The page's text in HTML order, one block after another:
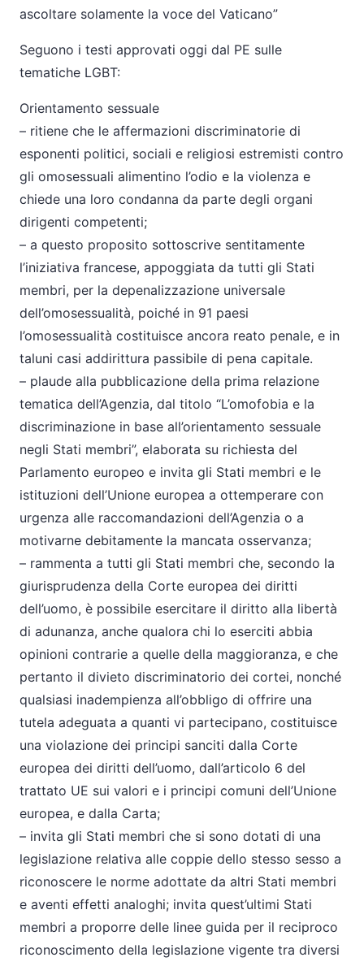
ascoltare solamente la voce del Vaticano”
Seguono i testi approvati oggi dal PE sulle
tematiche LGBT:
Orientamento sessuale
– ritiene che le affermazioni discriminatorie di
esponenti politici, sociali e religiosi estremisti contro
gli omosessuali alimentino l’odio e la violenza e
chiede una loro condanna da parte degli organi
dirigenti competenti;
– a questo proposito sottoscrive sentitamente
l’iniziativa francese, appoggiata da tutti gli Stati
membri, per la depenalizzazione universale
dell’omosessualità, poiché in 91 paesi
l’omosessualità costituisce ancora reato penale, e in
taluni casi addirittura passibile di pena capitale.
– plaude alla pubblicazione della prima relazione
tematica dell’Agenzia, dal titolo “L’omofobia e la
discriminazione in base all’orientamento sessuale
negli Stati membri”, elaborata su richiesta del
Parlamento europeo e invita gli Stati membri e le
istituzioni dell’Unione europea a ottemperare con
urgenza alle raccomandazioni dell’Agenzia o a
motivarne debitamente la mancata osservanza;
– rammenta a tutti gli Stati membri che, secondo la
giurisprudenza della Corte europea dei diritti
dell’uomo, è possibile esercitare il diritto alla libertà
di adunanza, anche qualora chi lo eserciti abbia
opinioni contrarie a quelle della maggioranza, e che
pertanto il divieto discriminatorio dei cortei, nonché
qualsiasi inadempienza all’obbligo di offrire una
tutela adeguata a quanti vi partecipano, costituisce
una violazione dei principi sanciti dalla Corte
europea dei diritti dell’uomo, dall’articolo 6 del
trattato UE sui valori e i principi comuni dell’Unione
europea, e dalla Carta;
– invita gli Stati membri che si sono dotati di una
legislazione relativa alle coppie dello stesso sesso a
riconoscere le norme adottate da altri Stati membri
e aventi effetti analoghi; invita quest’ultimi Stati
membri a proporre delle linee guida per il reciproco
riconoscimento della legislazione vigente tra diversi